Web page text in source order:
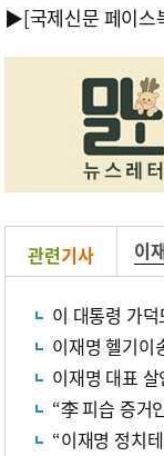
▶[국제신문 페이스
관련기사 이
이 대통령 가
이재명 헬기
이재명 대표
“李 피습 증거
“이재명 정치